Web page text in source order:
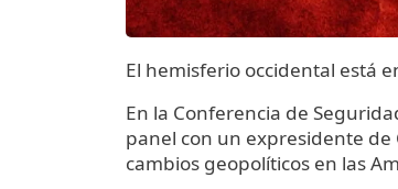
El hemisferio occidental está
En la Conferencia de
panel con un expresidente de
cambios geopolíticos en las